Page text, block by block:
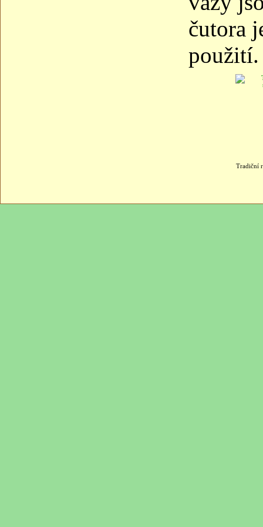
čutora
použití.
Tradiční